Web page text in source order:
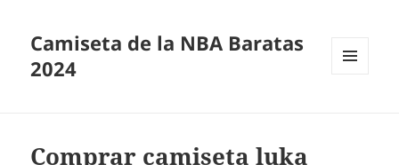
Camiseta de la NBA Baratas
2024
Comprar camiseta luka